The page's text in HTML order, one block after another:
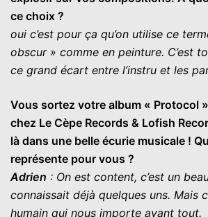
ce choix ?
oui c’est pour ça qu’on utilise ce
obscur » comme en peinture. C’est
ce grand écart entre l’instru et les
Vous sortez votre album « Protocol
chez Le Cèpe Records & Lofish
là dans une belle écurie musicale !
représente pour vous ?
Adrien : On est content, c’est un
connaissait déjà quelques uns. Mais
humain qui nous importe avant tout.